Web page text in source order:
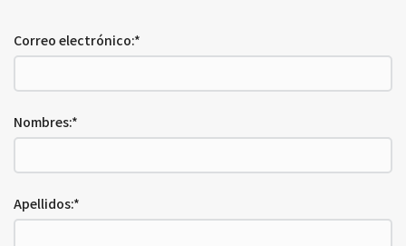
Correo electrónico:*
Nombres:*
Apellidos:*